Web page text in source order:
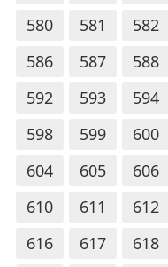
580
581 582
586
587 588
592
593 594
598
599 600
604
605 606
610
611 612
616
617 618